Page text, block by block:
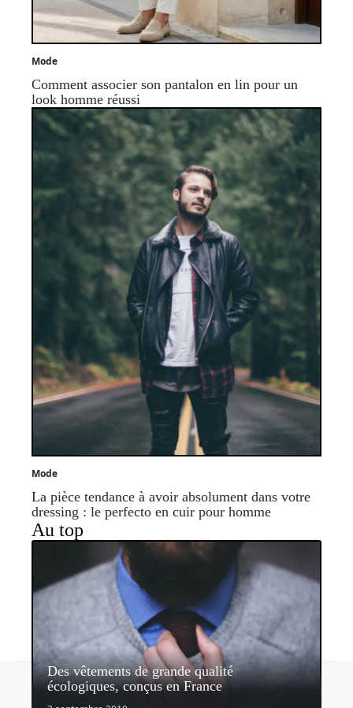
Mode
Comment associer son pantalon en lin pour un
look homme réussi
Mode
La pièce tendance à avoir absolument dans votre
dressing : le perfecto en cuir pour homme
Au top
Des vêtements de grande qualité
écologiques, conçus en France
Contact Mentions légales Sitemap